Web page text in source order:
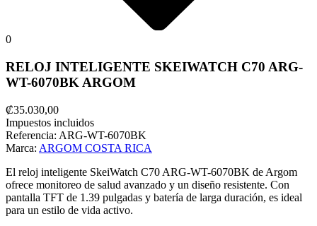
0
RELOJ INTELIGENTE SKEIWATCH C70 ARG-
WT-6070BK ARGOM
₡35.030,00
Impuestos incluidos
Referencia: ARG-WT-6070BK
Marca: ARGOM COSTA RICA
El reloj inteligente SkeiWatch C70 ARG-WT-6070BK de Argom
ofrece monitoreo de salud avanzado y un diseño resistente. Con
pantalla TFT de 1.39 pulgadas y batería de larga duración, es ideal
para un estilo de vida activo.